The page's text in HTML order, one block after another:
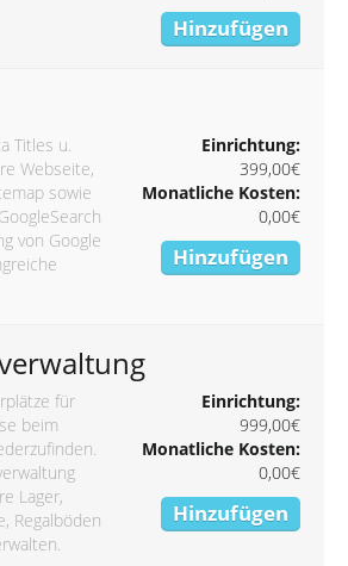
Hinzufügen
Titles u.
Webseite,
sowie
von Google
Einrichtung:
399,00€
Monatliche Kosten:
0,00€
Hinzufügen
für
beim
Lager,
Regalböden
Einrichtung:
999,00€
Monatliche Kosten:
0,00€
Hinzufügen